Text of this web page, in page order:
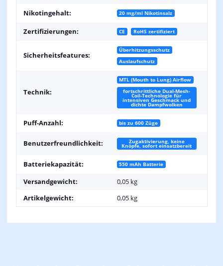
Nikotingehalt: 20 mg/ml Nikotinsalz
Zertifizierungen: CE RoHS zertifiziert
Sicherheitsfeatures:
Überhitzungsschutz
Auslaufschutz
Technik:
MTL (Mouth to Lung) Airflow
fortschrittliche Dual-Mesh-
Coil-Technologie für
intensiven Geschmack und
dichte Dampfwolken
Puff-Anzahl: bis zu 600 Züge
Benutzerfreundlichkeit: Zugaktivierung, keine
Knöpfe, sofort einsatzbereit
Batteriekapazität: 550 mAh Batterie
Versandgewicht:
0,05 kg
Artikelgewicht:
0,05 kg